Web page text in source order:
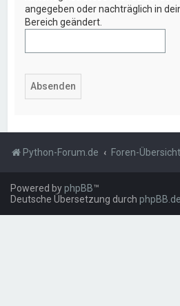
angegeben oder nachträglich in
Bereich geändert.
Python-Forum.de Foren-Übersicht
Powered byphpBB™
Deutsche Übersetzung durch phpBB.de